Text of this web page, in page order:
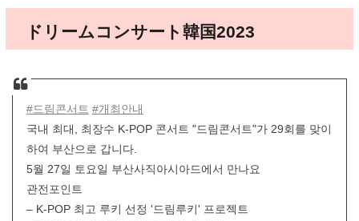
ドリームコンサート韓国2023
#드림콘서트 #개최안내
국내 최대, 최장수 K-POP 콘서트 "드림콘서트"가 29회를 맞이
하여 부산으로 갑니다.
5월 27일 토요일 부산사직아시아드에서 만나요
관전포인트
– K-POP 최고 루키 선정 '드림루키' 프로젝트